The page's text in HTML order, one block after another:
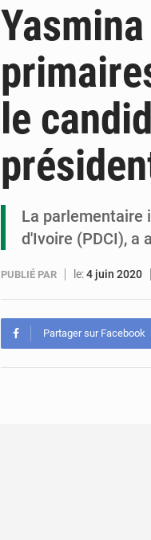
le
La parlementaire
d'Ivoire (PDCI), a
PUBLIÉ PAR le:4 juin 2020
Partager sur Facebook